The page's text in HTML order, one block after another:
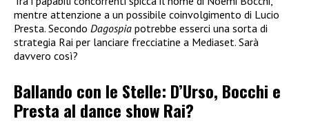
mentre attenzione a un possibile coinvolgimento di Lucio
Presta. Secondo Dagospia potrebbe esserci una sorta di
strategia Rai per lanciare frecciatine a Mediaset. Sarà
davvero così?
Ballando con le Stelle: D’Urso, Bocchi e
Presta al dance show Rai?